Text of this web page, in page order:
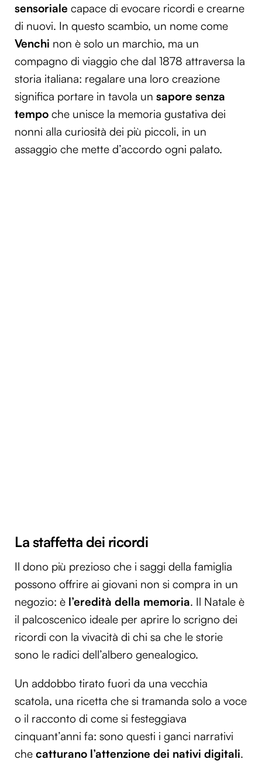
sensoriale capace di evocare ricordi e crearne
di nuovi. In questo scambio, un nome come
Venchi non è solo un marchio, ma un
compagno di viaggio che dal 1878 attraversa la
storia italiana: regalare una loro creazione
significa portare in tavola un sapore senza
tempo che unisce la memoria gustativa dei
nonni alla curiosità dei più piccoli, in un
assaggio che mette d’accordo ogni palato.
La staffetta dei ricordi
Il dono più prezioso che i saggi della famiglia
possono offrire ai giovani non si compra in un
negozio: è l’eredità della memoria. Il Natale è
il palcoscenico ideale per aprire lo scrigno dei
ricordi con la vivacità di chi sa che le storie
sono le radici dell’albero genealogico.
Un addobbo tirato fuori da una vecchia
scatola, una ricetta che si tramanda solo a voce
o il racconto di come si festeggiava
cinquant’anni fa: sono questi i ganci narrativi
che catturano l’attenzione dei nativi digitali.